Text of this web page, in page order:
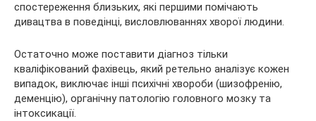
спостереження близьких, які першими помічають
дивацтва в поведінці, висловлюваннях хворої людини.
Остаточно може поставити діагноз тільки
кваліфікований фахівець, який ретельно аналізує кожен
випадок, виключає інші психічні хвороби (шизофренію,
деменцію), органічну патологію головного мозку та
інтоксикації.